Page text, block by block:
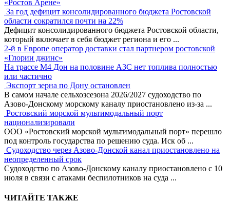
«Ростов Арене»
За год дефицит консолидированного бюджета Ростовской
области сократился почти на 22%
Дефицит консолидированного бюджета Ростовской области,
который включает в себя бюджет региона и его ...
2-й в Европе оператор доставки стал партнером ростовской
«Глории джинс»
На трассе М4 Дон на половине АЗС нет топлива полностью
или частично
Экспорт зерна по Дону остановлен
В самом начале сельхозсезона 2026/2027 судоходство по
Азово-Донскому морскому каналу приостановлено из-за ...
Ростовский морской мультимодальный порт
национализировали
ООО «Ростовский морской мультимодальный порт» перешло
под контроль государства по решению суда. Иск об ...
Судоходство через Азово-Донской канал приостановлено на
неопределенный срок
Судоходство по Азово-Донскому каналу приостановлено с 10
июля в связи с атаками беспилотников на суда ...
ЧИТАЙТЕ ТАКЖЕ